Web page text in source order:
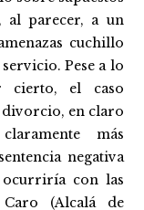
al parecer, a un
cuchillo
Pese a lo
cierto, el caso
divorcio, en claro
más
negativa
con las
(Alcalá de